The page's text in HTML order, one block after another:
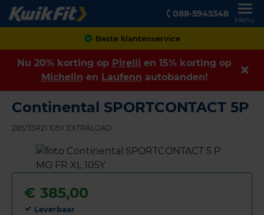
088-5945348
Menu
Achteraf betalen
Nu 20% korting op Pirelli en 15% korting op
Michelin en Laufenn autobanden!
Continental SPORTCONTACT 5P
285/35R21 105Y EXTRALOAD
€ 385,00
Leverbaar